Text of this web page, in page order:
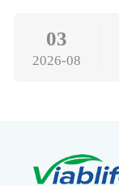
03
2026-08